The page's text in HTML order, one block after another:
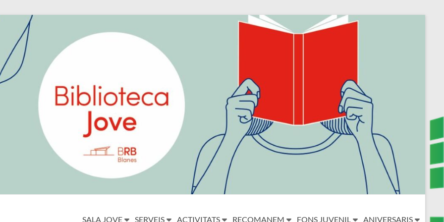
SALA JOVE SERVEIS ACTIVITATS RECOMANEM FONS JUVENIL ANIVERSARIS